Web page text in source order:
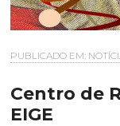
PUBLICADO EM:
Centro de
EIGE